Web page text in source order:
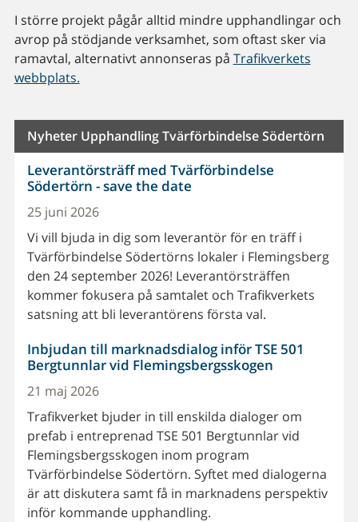
I större projekt pågår alltid mindre upphandlingar och
avrop på stödjande verksamhet, som oftast sker via
ramavtal, alternativt annonseras på Trafikverkets
webbplats.
Nyheter Upphandling Tvärförbindelse Södertörn
Leverantörsträff med Tvärförbindelse
Södertörn - save the date
25 juni 2026
Vi vill bjuda in dig som leverantör för en träff i
Tvärförbindelse Södertörns lokaler i Flemingsberg
den 24 september 2026! Leverantörsträffen
kommer fokusera på samtalet och Trafikverkets
satsning att bli leverantörens första val.
Inbjudan till marknadsdialog inför TSE 501
Bergtunnlar vid Flemingsbergsskogen
21 maj 2026
Trafikverket bjuder in till enskilda dialoger om
prefab i entreprenad TSE 501 Bergtunnlar vid
Flemingsbergsskogen inom program
Tvärförbindelse Södertörn. Syftet med dialogerna
är att diskutera samt få in marknadens perspektiv
inför kommande upphandling.